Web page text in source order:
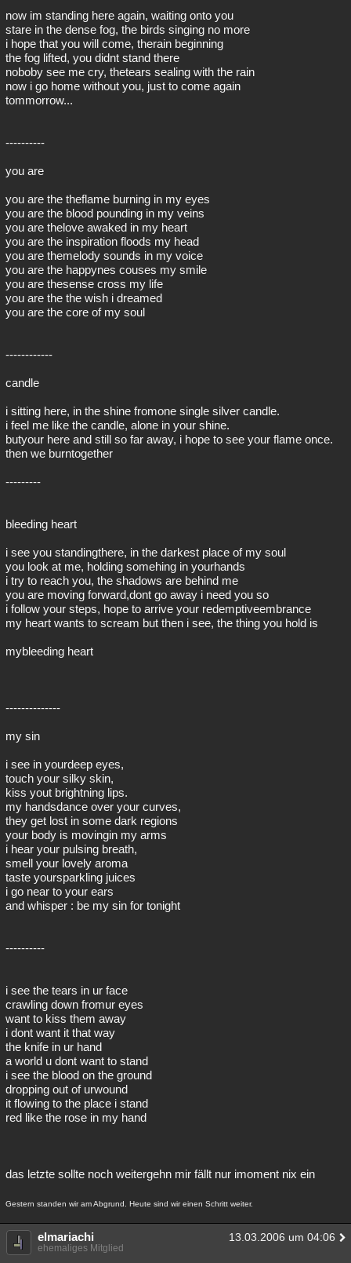
now im standing here again, waiting onto you
stare in the dense fog, the birds singing no more
i hope that you will come, therain beginning
the fog lifted, you didnt stand there
noboby see me cry, thetears sealing with the rain
now i go home without you, just to come again
tommorrow...
----------
you are
you are the theflame burning in my eyes
you are the blood pounding in my veins
you are thelove awaked in my heart
you are the inspiration floods my head
you are themelody sounds in my voice
you are the happynes couses my smile
you are thesense cross my life
you are the the wish i dreamed
you are the core of my soul
------------
candle
i sitting here, in the shine fromone single silver candle.
i feel me like the candle, alone in your shine.
butyour here and still so far away, i hope to see your flame once.
then we burntogether
---------
bleeding heart
i see you standingthere, in the darkest place of my soul
you look at me, holding somehing in yourhands
i try to reach you, the shadows are behind me
you are moving forward,dont go away i need you so
i follow your steps, hope to arrive your redemptiveembrance
my heart wants to scream but then i see, the thing you hold is
mybleeding heart
--------------
my sin
i see in yourdeep eyes,
touch your silky skin,
kiss yout brightning lips.
my handsdance over your curves,
they get lost in some dark regions
your body is movingin my arms
i hear your pulsing breath,
smell your lovely aroma
taste yoursparkling juices
i go near to your ears
and whisper : be my sin for tonight
----------
i see the tears in ur face
crawling down fromur eyes
want to kiss them away
i dont want it that way
the knife in ur hand
a world u dont want to stand
i see the blood on the ground
dropping out of urwound
it flowing to the place i stand
red like the rose in my hand
das letzte sollte noch weitergehn mir fällt nur imoment nix ein
Gestern standen wir am Abgrund. Heute sind wir einen Schritt weiter.
elmariachi 13.03.2006 um 04:06
ehemaliges Mitglied